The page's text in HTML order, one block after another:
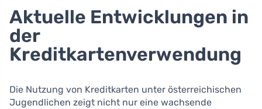
Aktuelle Entwicklungen in
der
Kreditkartenverwendung
Die Nutzung von Kreditkarten unter österreichischen
Jugendlichen zeigt nicht nur eine wachsende